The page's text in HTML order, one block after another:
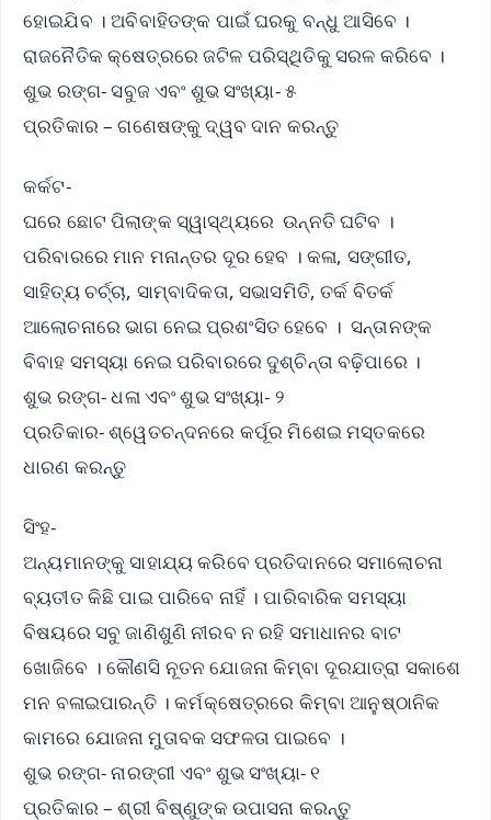
ହୋଇଯିବ । ଅବିବାହିତଙ୍କ ପାଇଁ ଘରକୁ ବନ୍ଧୁ ଆସିବେ ।
ରାଜନୈତିକ କ୍ଷେତ୍ରରେ ଜଟିଳ ପରିସ୍ଥିତିକୁ ସରଳ କରିବେ ।
ଶୁଭ ରଙ୍ଗ- ସବୁଜ ଏବଂ ଶୁଭ ସଂଖ୍ୟା- ୫
ପ୍ରତିକାର – ଗଣେଷଙ୍କୁ ଦ୍ୱବ ଦାନ କରନ୍ତୁ
କର୍କଟ-
ଘରେ ଛୋଟ ପିଲାଙ୍କ ସ୍ୱାସ୍ଥ୍ୟରେ ଉନ୍ନତି ଘଟିବ ।
ପରିବାରରେ ମାନ ମନାନ୍ତର ଦୂର ହେବ । କଳା, ସଙ୍ଗୀତ,
ସାହିତ୍ୟ ଚର୍ଚ୍ଚା, ସାମ୍ବାଦିକତା, ସଭାସମିତି, ତର୍କ ବିତର୍କ
ଆଲୋଚନାରେ ଭାଗ ନେଇ ପ୍ରଶଂସିତ ହେବେ । ସନ୍ତାନଙ୍କ
ବିବାହ ସମସ୍ୟା ନେଇ ପରିବାରରେ ଦୁଶ୍ଚିନ୍ତା ବଢ଼ିପାରେ ।
ଶୁଭ ରଙ୍ଗ- ଧଳା ଏବଂ ଶୁଭ ସଂଖ୍ୟା- ୨
ପ୍ରତିକାର- ଶ୍ୱେତଚନ୍ଦନରେ କର୍ପୂର ମିଶେଇ ମସ୍ତକରେ
ଧାରଣ କରନ୍ତୁ
ସିଂହ-
ଅନ୍ୟମାନଙ୍କୁ ସାହାଯ୍ୟ କରିବେ ପ୍ରତିଦାନରେ ସମାଲୋଚନା
ବ୍ୟତୀତ କିଛି ପାଇ ପାରିବେ ନାହିଁ । ପାରିବାରିକ ସମସ୍ୟା
ବିଷୟରେ ସବୁ ଜାଣିଶୁଣି ନୀରବ ନ ରହି ସମାଧାନର ବାଟ
ଖୋଜିବେ । କୌଣସି ନୂତନ ଯୋଜନା କିମ୍ବା ଦୂରଯାତ୍ରା ସକାଶେ
ମନ ବଳାଇପାରନ୍ତି । କର୍ମକ୍ଷେତ୍ରରେ କିମ୍ବା ଆନୁଷ୍ଠାନିକ
କାମରେ ଯୋଜନା ମୁତାବକ ସଫଳତା ପାଇବେ ।
ଶୁଭ ରଙ୍ଗ- ନାରଙ୍ଗୀ ଏବଂ ଶୁଭ ସଂଖ୍ୟା- ୧
ପ୍ରତିକାର – ଶ୍ରୀ ବିଷ୍ଣୁଙ୍କ ଉପାସନା କରନ୍ତୁ